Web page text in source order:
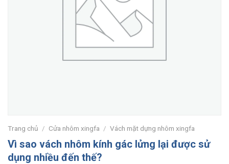
Trang chủ / Cửa nhôm xingfa / Vách mặt dựng nhôm xingfa
Vì sao vách nhôm kính gác lửng lại được sử
dụng nhiều đến thế?